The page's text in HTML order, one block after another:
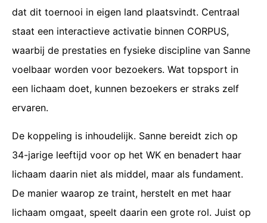
dat dit toernooi in eigen land plaatsvindt. Centraal
staat een interactieve activatie binnen CORPUS,
waarbij de prestaties en fysieke discipline van Sanne
voelbaar worden voor bezoekers. Wat topsport in
een lichaam doet, kunnen bezoekers er straks zelf
ervaren.
De koppeling is inhoudelijk. Sanne bereidt zich op
34-jarige leeftijd voor op het WK en benadert haar
lichaam daarin niet als middel, maar als fundament.
De manier waarop ze traint, herstelt en met haar
lichaam omgaat, speelt daarin een grote rol. Juist op